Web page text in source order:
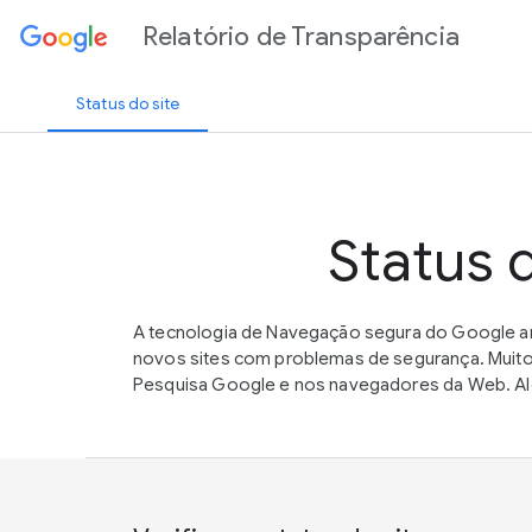
Relatório de Transparência
Status do site
Status
A tecnologia de Navegação segura do Google
novos sites com problemas de segurança.
Pesquisa Google e nos navegadores da Web.